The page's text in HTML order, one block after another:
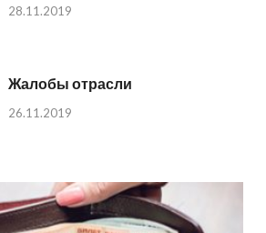
28.11.2019
Жалобы отрасли
26.11.2019